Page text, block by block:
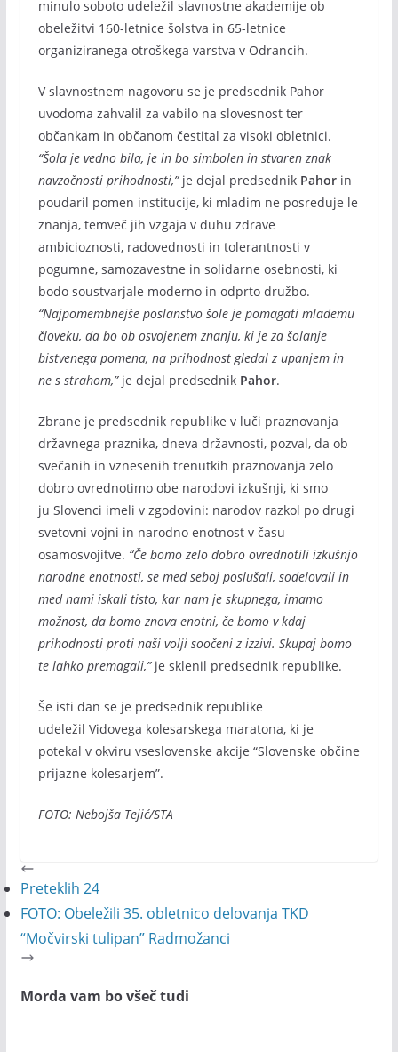
minulo soboto udeležil slavnostne akademije ob
obeležitvi 160-letnice šolstva in 65-letnice
organiziranega otroškega varstva v Odrancih.
V slavnostnem nagovoru se je predsednik Pahor
uvodoma zahvalil za vabilo na slovesnost ter
občankam in občanom čestital za visoki obletnici.
“Šola je vedno bila, je in bo simbolen in stvaren znak
navzočnosti prihodnosti,”je dejal predsednik Pahorin
poudaril pomen institucije, ki mladim ne posreduje le
znanja, temveč jih vzgaja v duhu zdrave
ambicioznosti, radovednosti in tolerantnosti v
pogumne, samozavestne in solidarne osebnosti, ki
bodo soustvarjale moderno in odprto družbo.
“Najpomembnejše poslanstvo šole je pomagati mlademu
človeku, da bo ob osvojenem znanju, ki je za šolanje
bistvenega pomena, na prihodnost gledal z upanjem in
ne s strahom,”je dejal predsednik Pahor.
Zbrane je predsednik republike v luči praznovanja
državnega praznika, dneva državnosti, pozval, da ob
svečanih in vznesenih trenutkih praznovanja zelo
dobro ovrednotimo obe narodovi izkušnji, ki smo
ju Slovenci imeli v zgodovini: narodov razkol po drugi
svetovni vojni in narodno enotnost v času
osamosvojitve. “Če bomo zelo dobro ovrednotili izkušnjo
narodne enotnosti, se med seboj poslušali, sodelovali in
med nami iskali tisto, kar nam je skupnega, imamo
možnost, da bomo znova enotni, če bomo v kdaj
prihodnosti proti naši volji soočeni z izzivi. Skupaj bomo
te lahko premagali,”je sklenil predsednik republike.
Še isti dan se je predsednik republike
udeležil Vidovega kolesarskega maratona, ki je
potekal v okviru vseslovenske akcije “Slovenske občine
prijazne kolesarjem”.
FOTO: Nebojša Tejić/STA
Preteklih 24
FOTO: Obeležili 35. obletnico delovanja TKD
“Močvirski tulipan” Radmožanci
Morda vam bo všeč tudi